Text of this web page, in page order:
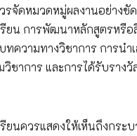
รจัดหมวดหมู่ผลงานอย่างชัด
ยน การพัฒนาหลักสูตรหรือ
ทความทางวิชาการ การนำ
ชาการ และการได้รับรางวั
ยนควรแสดงให้เห็นถึงกระ